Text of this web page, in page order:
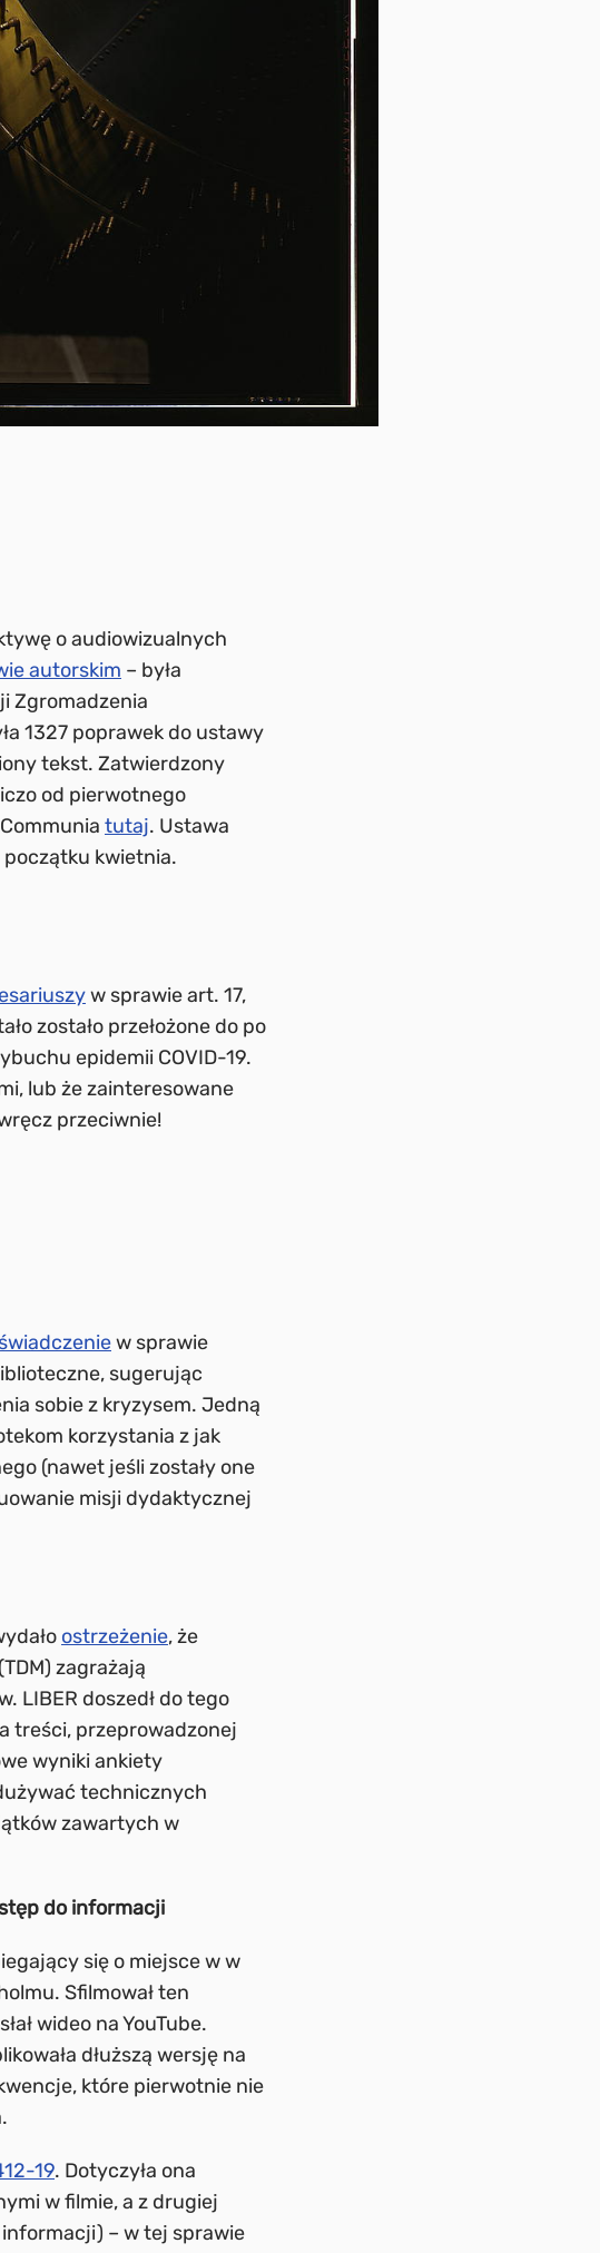
o audiowizualnych
autorskim – była
Zgromadzenia
1327 poprawek do ustawy
tekst. Zatwierdzony
od pierwotnego
tutaj. Ustawa
kwietnia.
w sprawie art. 17,
zostało przełożone do po
epidemii COVID-19.
lub że zainteresowane
przeciwnie!
w sprawie
sugerując
sobie z kryzysem. Jedną
korzystania z jak
(nawet jeśli zostały one
misji dydaktycznej
ostrzeżenie, że
(TDM) zagrażają
LIBER doszedł do tego
treści, przeprowadzonej
wyniki ankiety
technicznych
zawartych w
do informacji
się o miejsce w w
Sfilmował ten
wideo na YouTube.
dłuższą wersję na
które pierwotnie nie
19. Dotyczyła ona
w filmie, a z drugiej
– w tej sprawie